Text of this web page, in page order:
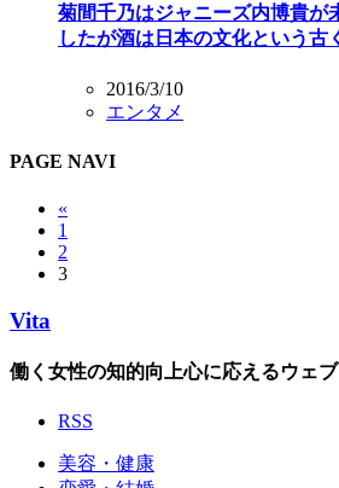
菊間千乃はジャニーズ内博貴が
したが酒は日本の文化という古
2016/3/10
エンタメ
PAGE NAVI
«
1
2
3
Vita
働く女性の知的向上心に応えるウェ
RSS
美容・健康